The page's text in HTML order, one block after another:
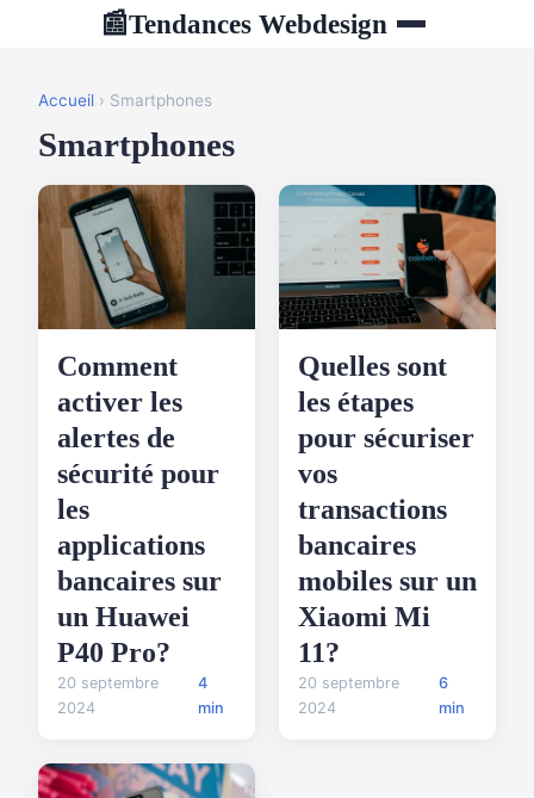
📰Tendances Webdesign
Accueil › Smartphones
Smartphones
Comment
activer les
alertes de
sécurité pour
les
applications
bancaires sur
un Huawei
P40 Pro?
20 septembre
2024
4
min
Quelles sont
les étapes
pour sécuriser
vos
transactions
bancaires
mobiles sur un
Xiaomi Mi
11?
20 septembre
2024
6
min